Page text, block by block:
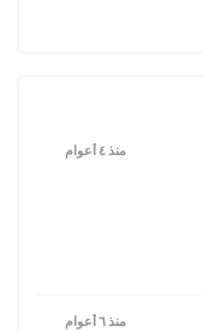
منذ ٤ أعوام
منذ ٦ أعوام